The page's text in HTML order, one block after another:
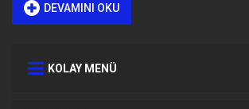
DEVAMINI OKU
KOLAY MENÜ